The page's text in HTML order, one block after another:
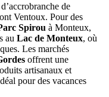
de
Ventoux. Pour des
Spirou à Monteux,
au Lac de Monteux, où
Les marchés
offrent une
artisanaux et
pour des vacances